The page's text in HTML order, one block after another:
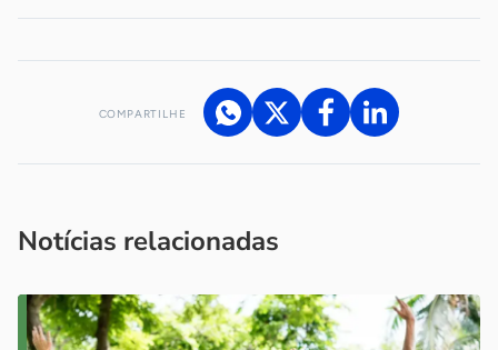
COMPARTILHE
Notícias relacionadas